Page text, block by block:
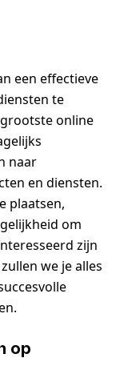
een effectieve
te
online
naar
en diensten.
plaatsen,
om
zijn
we je alles
op